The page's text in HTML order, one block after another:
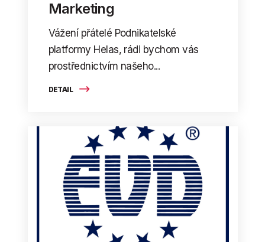
DETAIL
Marketing
Vážení přátelé Podnikatelské
platformy Helas, rádi bychom vás
prostřednictvím našeho...